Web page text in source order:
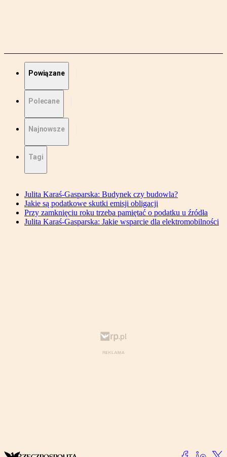
Powiązane
Polecane
Najnowsze
Tagi
Julita Karaś-Gasparska: Budynek czy budowla?
Jakie są podatkowe skutki emisji obligacji
Przy zamknięciu roku trzeba pamiętać o podatku u źródła
Julita Karaś-Gasparska: Jakie wsparcie dla elektromobilności